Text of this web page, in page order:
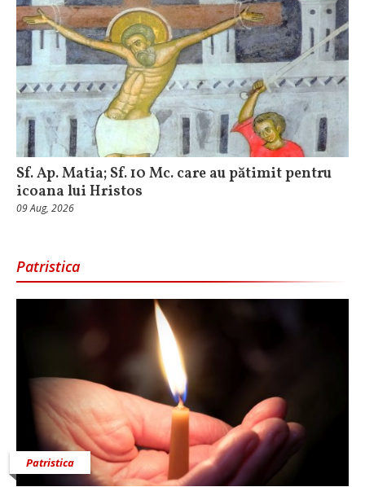
Sf. Ap. Matia; Sf. 10 Mc. care au pătimit pentru
icoana lui Hristos
09 Aug, 2026
Patristica
Patristica